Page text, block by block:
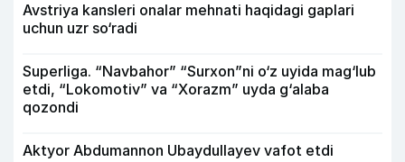
Avstriya kansleri onalar mehnati haqidagi gaplari
uchun uzr so‘radi
Superliga. “Navbahor” “Surxon”ni o‘z uyida mag‘lub
etdi, “Lokomotiv” va “Xorazm” uyda g‘alaba
qozondi
Aktyor Abdu­mannon Ubaydullayev vafot etdi